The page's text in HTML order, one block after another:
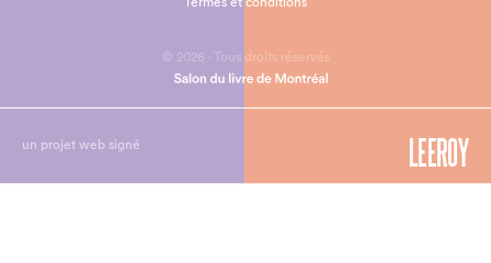
© 2026 - Tous droits réservés
un projet web signé